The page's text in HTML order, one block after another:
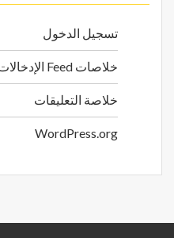
تسجيل الدخول
خلاصات Feed الإدخالات
خلاصة التعليقات
WordPress.org